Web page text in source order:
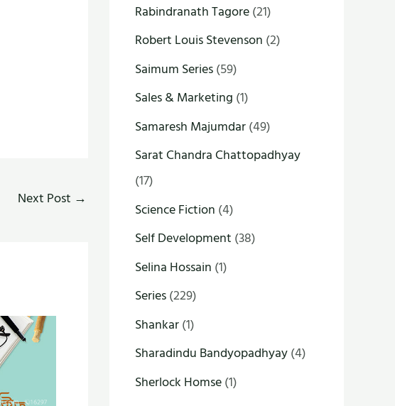
Next Post →
Rabindranath Tagore(21)
Robert Louis Stevenson (2)
Saimum Series(59)
Sales & Marketing (1)
Samaresh Majumdar(49)
Sarat Chandra Chattopadhyay
(17)
Science Fiction (4)
Self Development (38)
Selina Hossain (1)
Series(229)
Shankar(1)
Sharadindu Bandyopadhyay(4)
Sherlock Homse(1)